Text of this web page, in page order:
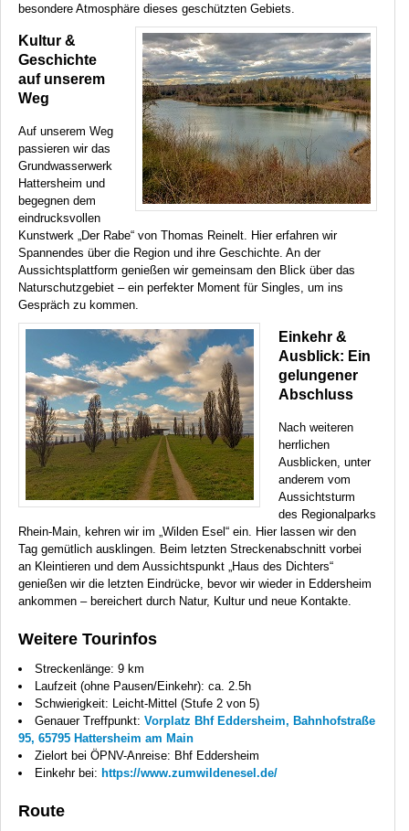
besondere Atmosphäre dieses geschützten Gebiets.
Kultur &
Geschichte
auf unserem
Weg
Auf unserem Weg
passieren wir das
Grundwasserwerk
Hattersheim und
begegnen dem
eindrucksvollen
Kunstwerk „Der Rabe“ von Thomas Reinelt. Hier erfahren wir
Spannendes über die Region und ihre Geschichte. An der
Aussichtsplattform genießen wir gemeinsam den Blick über das
Naturschutzgebiet – ein perfekter Moment für Singles, um ins
Gespräch zu kommen.
Einkehr &
Ausblick: Ein
gelungener
Abschluss
Nach weiteren
herrlichen
Ausblicken, unter
anderem vom
Aussichtsturm
des Regionalparks
Rhein-Main, kehren wir im „Wilden Esel“ ein. Hier lassen wir den
Tag gemütlich ausklingen. Beim letzten Streckenabschnitt vorbei
an Kleintieren und dem Aussichtspunkt „Haus des Dichters“
genießen wir die letzten Eindrücke, bevor wir wieder in Eddersheim
ankommen – bereichert durch Natur, Kultur und neue Kontakte.
Weitere Tourinfos
Streckenlänge: 9 km
Laufzeit (ohne Pausen/Einkehr): ca. 2.5h
Schwierigkeit: Leicht-Mittel (Stufe 2 von 5)
Genauer Treffpunkt: Vorplatz Bhf Eddersheim, Bahnhofstraße
95, 65795 Hattersheim am Main
Zielort bei ÖPNV-Anreise: Bhf Eddersheim
Einkehr bei: https://www.zumwildenesel.de/
Route